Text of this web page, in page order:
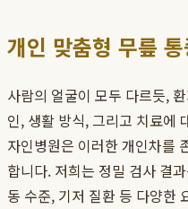
개인 맞춤형 무릎
사람의 얼굴이 모두 다르듯,
인, 생활 방식, 그리고 치료에
자인병원은 이러한 개인차를
합니다. 저희는 정밀 검사 결
동 수준, 기저 질환 등 다양한